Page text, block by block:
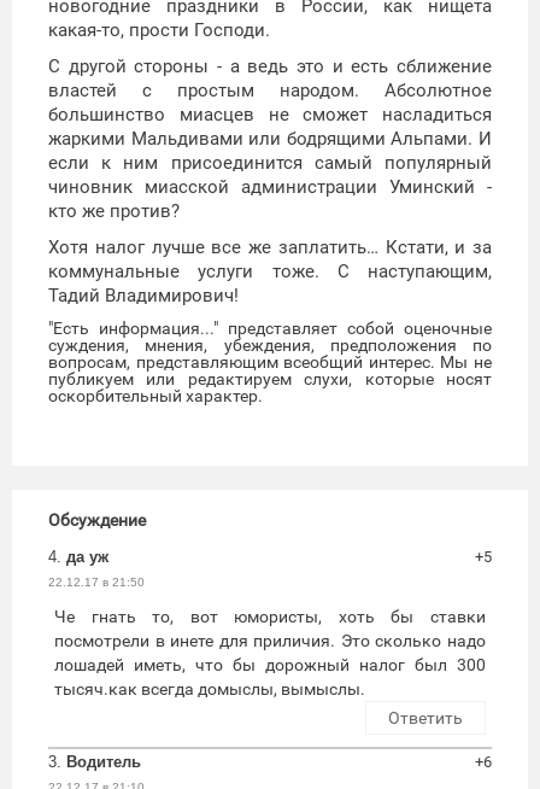
новогодние праздники в России, как нищета
какая-то, прости Господи.
С другой стороны - а ведь это и есть сближение
властей с простым народом. Абсолютное
большинство миасцев не сможет насладиться
жаркими Мальдивами или бодрящими Альпами. И
если к ним присоединится самый популярный
чиновник миасской администрации Уминский -
кто же против?
Хотя налог лучше все же заплатить… Кстати, и за
коммунальные услуги тоже. С наступающим,
Тадий Владимирович!
"Есть информация..." представляет собой оценочные
суждения, мнения, убеждения, предположения по
вопросам, представляющим всеобщий интерес. Мы не
публикуем или редактируем слухи, которые носят
оскорбительный характер.
Обсуждение
4. да уж
22.12.17 в 21:50
+5
Че гнать то, вот юмористы, хоть бы ставки
посмотрели в инете для приличия. Это сколько надо
лошадей иметь, что бы дорожный налог был 300
тысяч.как всегда домыслы, вымыслы.
Ответить
3. Водитель +6